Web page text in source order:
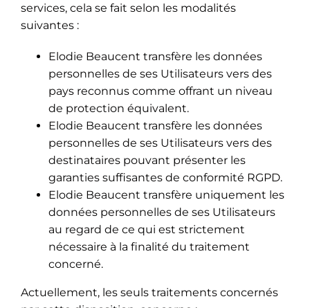
services, cela se fait selon les modalités
suivantes :
Elodie Beaucent transfère les données
personnelles de ses Utilisateurs vers des
pays reconnus comme offrant un niveau
de protection équivalent.
Elodie Beaucent transfère les données
personnelles de ses Utilisateurs vers des
destinataires pouvant présenter les
garanties suffisantes de conformité RGPD.
Elodie Beaucent transfère uniquement les
données personnelles de ses Utilisateurs
au regard de ce qui est strictement
nécessaire à la finalité du traitement
concerné.
Actuellement, les seuls traitements concernés